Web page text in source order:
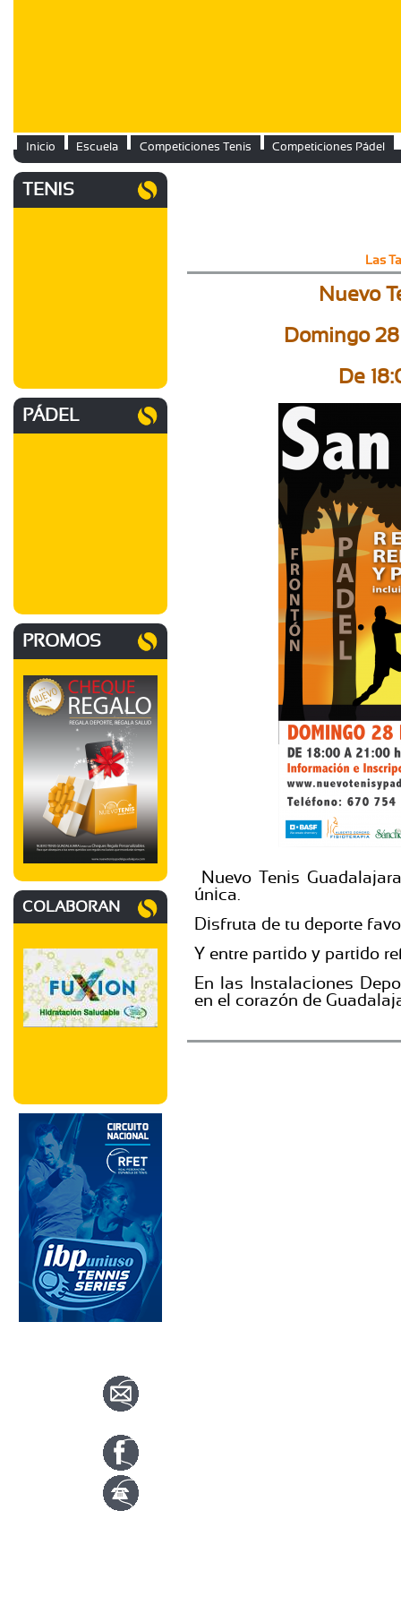
Inicio Escuela Competiciones Tenis Competiciones Pádel
TENIS
PÁDEL
PROMOS
COLABORAN
Las
Nuevo
Domingo
De
Nuevo Tenis
única.
Disfruta de tu deporte
Y entre partido y partido
En las Instalaciones
en el corazón de